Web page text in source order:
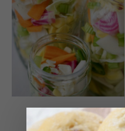
חמוצים מהירים
1 באוגוסט 2022